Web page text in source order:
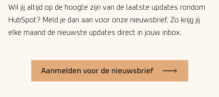
Wil jij altijd op de hoogte zijn van de laatste updates rondom
HubSpot? Meld je dan aan voor onze nieuwsbrief. Zo krijg jij
elke maand de nieuwste updates direct in jouw inbox.
Aanmelden voor de nieuwsbrief